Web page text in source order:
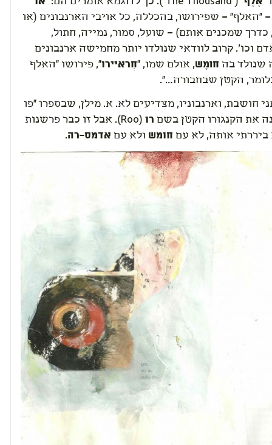
– "האלף" – שפירושו, בהכללה, כל אויבי הארנבונים (או
כדרך שמכנים אותם) – שועל, סמור, נמייה, חתול,
וכו'. קרוב לוודאי שנולדו יותר מחמישה ארנבונים
שנולד בה חוּמָש, אולם שמו, "חְראיירו", פירושו "האלף
הקטן שבחבורה…".
חושבת, וארנבוניו, מצדיעים לא. א. מילן, שבספרו "פו
את הקנגורו הקטן בשם רו
(Roo). אבל זו כבר פרשנות
ביררתי אותה, לא עם חומש ולא עם אדמס-רה.